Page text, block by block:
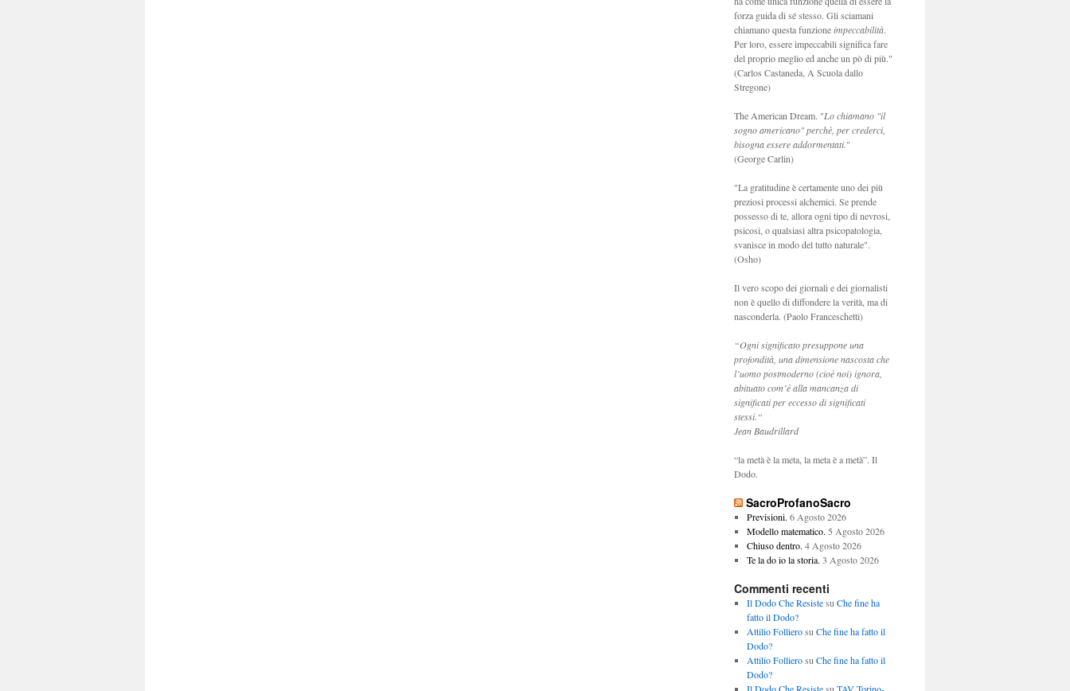
forza guida di sé stesso. Gli sciamani
chiamano questa funzioneimpeccabilità.
Per loro, essere impeccabili significa fare
del proprio meglio ed anche un pò di più."
(Carlos Castaneda, A Scuola dallo
Stregone)
The American Dream. "Lo chiamano "il
sogno americano" perchè, per crederci,
bisogna essere addormentati."
(George Carlin)
"La gratitudine è certamente uno dei più
preziosi processi alchemici. Se prende
possesso di te, allora ogni tipo di nevrosi,
psicosi, o qualsiasi altra psicopatologia,
svanisce in modo del tutto naturale".
(Osho)
Il vero scopo dei giornali e dei giornalisti
non è quello di diffondere la verità, ma di
nasconderla. (Paolo Franceschetti)
“Ogni significato presuppone una
profondità, una dimensione nascosta che
l’uomo postmoderno (cioè noi) ignora,
abituato com’è alla mancanza di
significati per eccesso di significati
stessi.“
Jean Baudrillard
“la metà è la meta, la meta è a metà”. Il
Dodo.
SacroProfanoSacro
Previsioni. 6 Agosto 2026
Modello matematico. 5 Agosto 2026
Chiuso dentro. 4 Agosto 2026
Te la do io la storia. 3 Agosto 2026
Commenti recenti
Il Dodo Che Resistesu Che fine ha
fatto il Dodo?
Attilio Follierosu Che fine ha fatto il
Dodo?
Attilio Follierosu Che fine ha fatto il
Dodo?